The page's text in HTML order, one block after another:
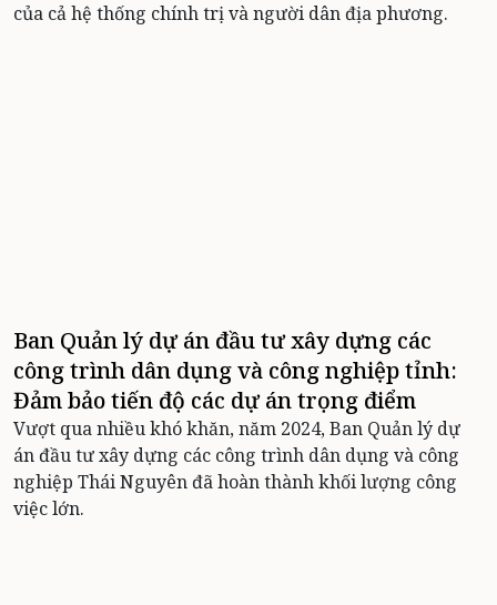
của cả hệ thống chính trị và người dân địa phương.
Ban Quản lý dự án đầu tư xây dựng các
công trình dân dụng và công nghiệp tỉnh:
Đảm bảo tiến độ các dự án trọng điểm
Vượt qua nhiều khó khăn, năm 2024, Ban Quản lý dự
án đầu tư xây dựng các công trình dân dụng và công
nghiệp Thái Nguyên đã hoàn thành khối lượng công
việc lớn.